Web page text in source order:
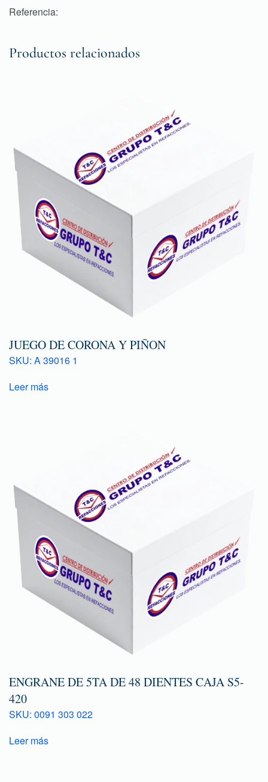
Referencia:
Productos relacionados
JUEGO DE CORONA Y PIÑON
SKU: A 39016 1
Leer más
ENGRANE DE 5TA DE 48 DIENTES CAJA S5-
420
SKU: 0091 303 022
Leer más